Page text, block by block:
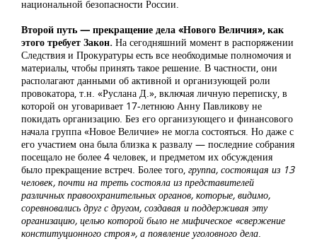
национальной безопасности России.
Второй путь — прекращение дела «Нового Величия», как
этого требует Закон. На сегодняшний момент в распоряжении
Следствия и Прокуратуры есть все необходимые полномочия и
материалы, чтобы принять такое решение. В частности, они
располагают данными об активной и организующей роли
провокатора, т.н. «Руслана Д.», включая личную переписку, в
которой он уговаривает 17-летнюю Анну Павликову не
покидать организацию. Без его организующего и финансового
начала группа «Новое Величие» не могла состояться. Но даже с
его участием она была близка к развалу — последние собрания
посещало не более 4 человек, и предметом их обсуждения
было прекращение встреч. Более того, группа, состоящая из 13
человек, почти на треть состояла из представителей
различных правоохранительных органов, которые, видимо,
соревновались друг с другом, создавая и поддерживая эту
организацию, целью которой было не мифическое «свержение
конституционного строя», а появление уголовного дела.